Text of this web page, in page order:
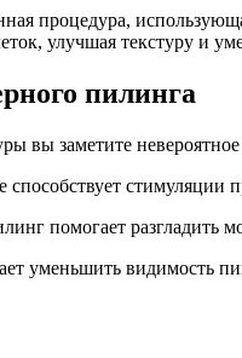
процедура,
улучшая текстуру и
пилинга
вы заметите
способствует стимуляции
помогает разгладить
уменьшить видимость